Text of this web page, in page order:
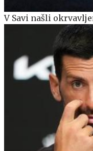
V Savi našli